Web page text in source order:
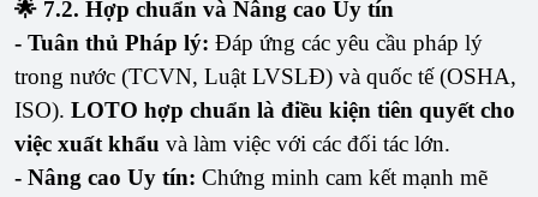
🌟 7.2. Hợp chuẩn và Nâng cao Uy tín
- Tuân thủ Pháp lý: Đáp ứng các yêu cầu pháp lý
trong nước (TCVN, Luật LVSLĐ) và quốc tế (OSHA,
ISO). LOTO hợp chuẩn là điều kiện tiên quyết cho
việc xuất khẩu và làm việc với các đối tác lớn.
- Nâng cao Uy tín: Chứng minh cam kết mạnh mẽ